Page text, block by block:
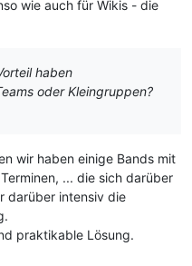
wie auch für Wikis - die
haben
oder Kleingruppen?
wir haben einige Bands mit
... die sich darüber
darüber intensiv die
praktikable Lösung.